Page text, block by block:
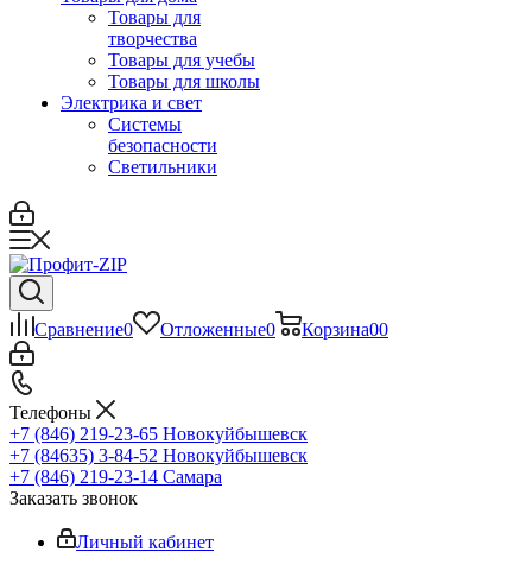
Товары для
творчества
Товары для учебы
Товары для школы
Электрика и свет
Системы
безопасности
Светильники
Сравнение0 Отложенные0 Корзина00
Телефоны
+7 (846) 219-23-65 Новокуйбышевск
+7 (84635) 3-84-52 Новокуйбышевск
+7 (846) 219-23-14 Самара
Заказать звонок
Личный кабинет